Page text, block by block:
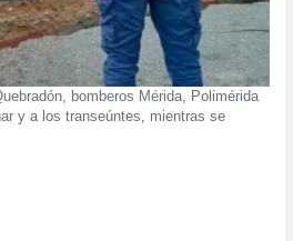
bomberos Mérida, Polimérida
y a los transeúntes, mientras se